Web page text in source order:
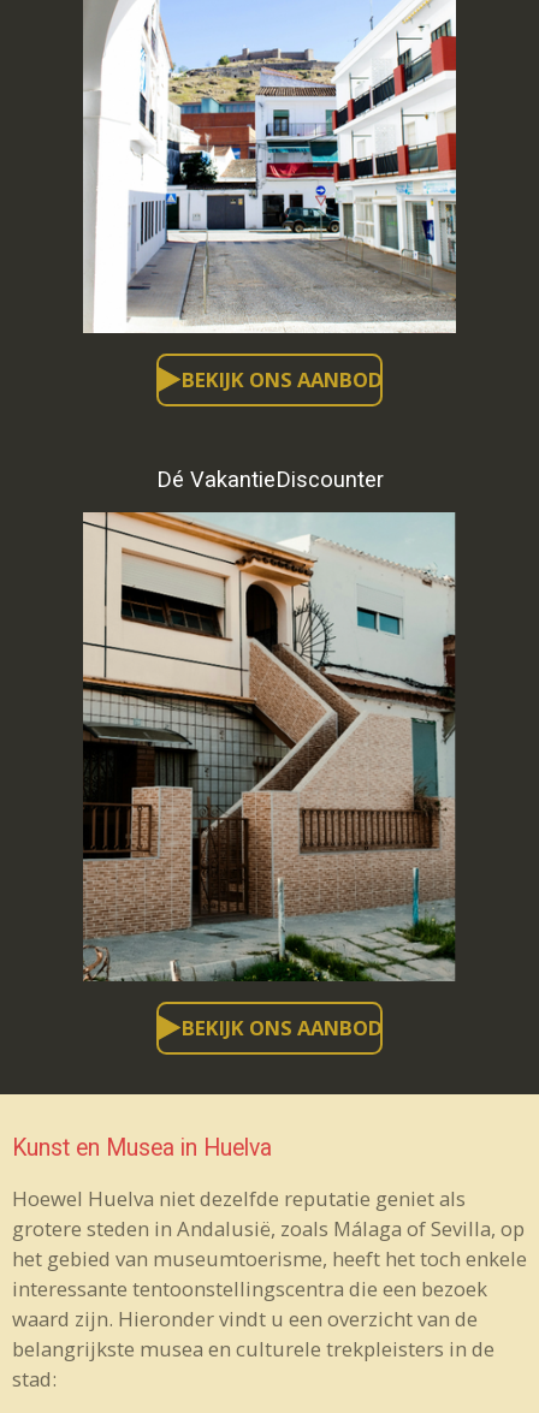
BEKIJK ONS AANBOD
Dé VakantieDiscounter
BEKIJK ONS AANBOD
Kunst en Musea in Huelva
Hoewel Huelva niet dezelfde reputatie geniet als
grotere steden in Andalusië, zoals Málaga of Sevilla, op
het gebied van museumtoerisme, heeft het toch enkele
interessante tentoonstellingscentra die een bezoek
waard zijn. Hieronder vindt u een overzicht van de
belangrijkste musea en culturele trekpleisters in de
stad: